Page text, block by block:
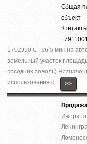
Общая
объект
1702950 С-П/б 5 мин на
земельный участок
соседних
использования с...
>>
Ижора